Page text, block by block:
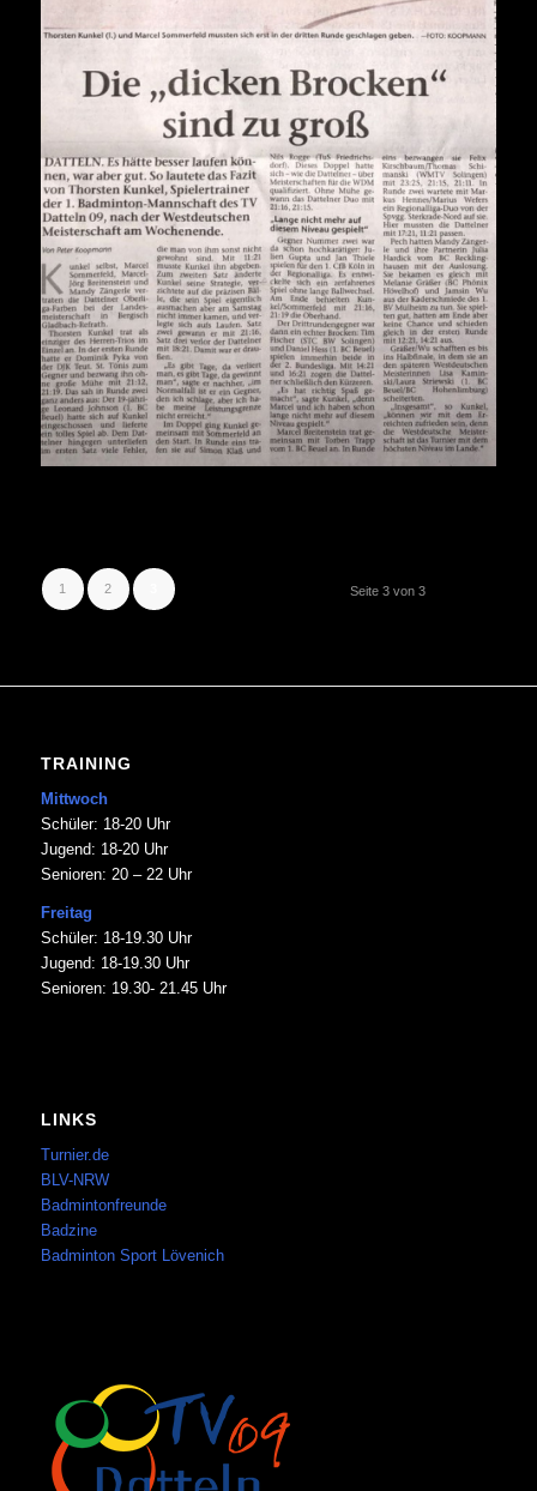
Seite 3 von 3
1 2
TRAINING
Mittwoch
Schüler: 18-20 Uhr
Jugend: 18-20 Uhr
Senioren: 20 – 22 Uhr
Freitag
Schüler: 18-19.30 Uhr
Jugend: 18-19.30 Uhr
Senioren: 19.30- 21.45 Uhr
LINKS
Turnier.de
BLV-NRW
Badmintonfreunde
Badzine
Badminton Sport Lövenich